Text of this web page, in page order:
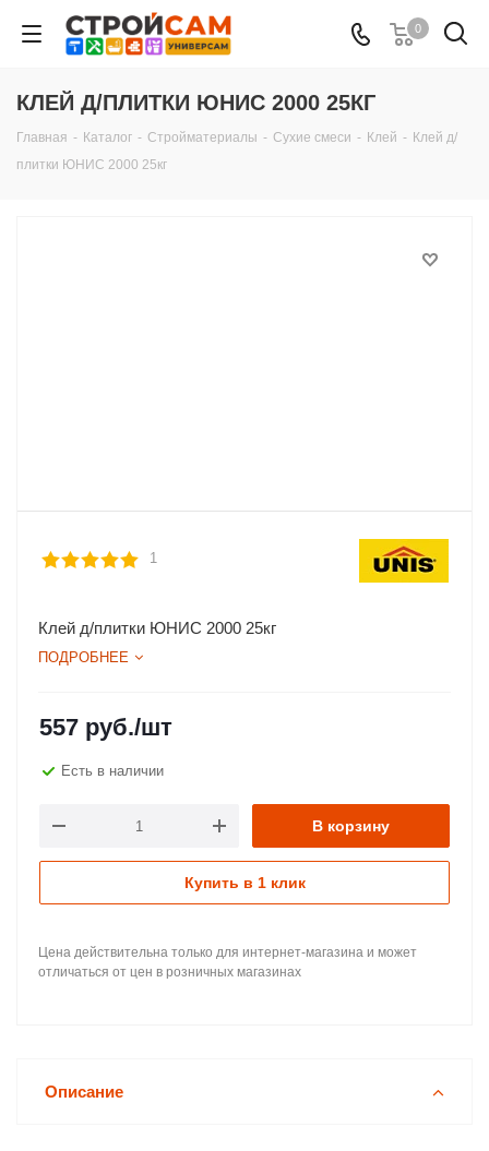
0
КЛЕЙ Д/ПЛИТКИ ЮНИС 2000 25КГ
Главная - Каталог - Стройматериалы - Сухие смеси - Клей - Клей д/
плитки ЮНИС 2000 25кг
1
Клей д/плитки ЮНИС 2000 25кг
ПОДРОБНЕЕ
557 руб./шт
Есть в наличии
В корзину
Купить в 1 клик
Цена действительна только для интернет-магазина и может
отличаться от цен в розничных магазинах
Описание